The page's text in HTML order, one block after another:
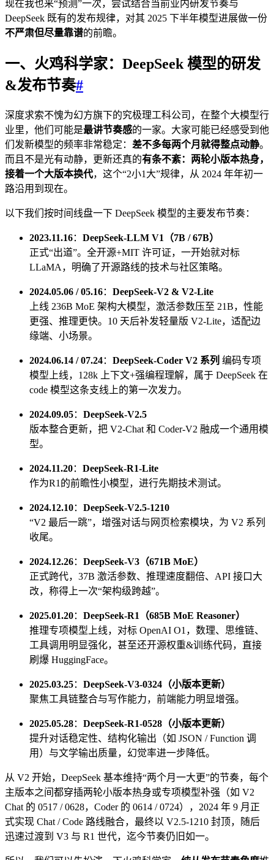
现在我也来“预测”一次，尝试结合当前业内研发节奏与
DeepSeek 既有的发布规律，对其 2025 下半年模型进展做一份
不严肃但尽量靠谱的前瞻。
一、火鸡科学家：DeepSeek 模型的研发
&发布节奏#
深度求索不愧为幻方旗下的究极理工科公司，在整个大模型行
业里，他们可能是最讲节奏感的一家。大家可能已经感受到他
们发新模型的频率非常稳定： 差不多每两个月就得整点动静。
而且不是光有动静，更新还真的有条不紊：两轮小版本热身，
接着一个大版本换代，这个“2小1大”规律，从 2024 年年初一
路沿用到现在。
以下我们按时间线盘一下 DeepSeek 模型的主要发布节奏：
2023.11.16： DeepSeek-LLM V1（7B / 67B）
正式“出道”。全开源+MIT 许可证，一开始就对标
LLaMA，明确了开源路线的技术与社区策略。
2024.05.06 / 05.16： DeepSeek-V2 & V2-Lite
上线 236B MoE 架构大模型，激活参数压至 21B，性能
更强、推理更快。10 天后补发轻量版 V2-Lite，适配边
缘端、小场景。
2024.06.14 / 07.24： DeepSeek-Coder V2 系列 编码专项
模型上线，128k 上下文+强编程理解，属于 DeepSeek 在
code 模型这条支线上的第一次发力。
2024.09.05： DeepSeek-V2.5
版本整合更新，把 V2-Chat 和 Coder-V2 融成一个通用模
型。
2024.11.20： DeepSeek-R1-Lite
作为R1的前瞻性小模型，进行先期技术测试。
2024.12.10： DeepSeek-V2.5-1210
“V2 最后一跳”，增强对话与网页检索模块，为 V2 系列
收尾。
2024.12.26： DeepSeek-V3（671B MoE）
正式跨代，37B 激活参数、推理速度翻倍、API 接口大
改，称得上一次“架构级跨越”。
2025.01.20： DeepSeek-R1（685B MoE Reasoner）
推理专项模型上线，对标 OpenAI O1，数理、思维链、
工具调用明显强化，甚至还开源权重&训练代码，直接
刷爆 HuggingFace。
2025.03.25： DeepSeek-V3-0324（小版本更新）
聚焦工具链整合与写作能力，前端能力明显增强。
2025.05.28： DeepSeek-R1-0528（小版本更新）
提升对话稳定性、结构化输出（如 JSON / Function 调
用）与文学输出质量，幻觉率进一步降低。
从 V2 开始，DeepSeek 基本维持“两个月一大更”的节奏，每个
主版本之间都穿插两轮小版本热身或专项模型补强（如 V2
Chat 的 0517 / 0628，Coder 的 0614 / 0724），2024 年 9 月正
式实现 Chat / Code 路线融合，最终以 V2.5-1210 封顶，随后
迅速过渡到 V3 与 R1 世代，迄今节奏仍旧如一。